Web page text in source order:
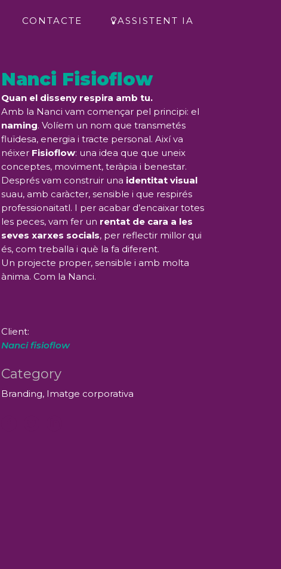
CONTACTE ASSISTENT IA
Nanci Fisioflow
Quan el disseny respira amb tu.
Amb la Nanci vam començar pel principi: el
naming. Volíem un nom que transmetés
fluïdesa, energia i tracte personal. Així va
néixer Fisioflow: una idea que que uneix
conceptes, moviment, teràpia i benestar.
Després vam construir una identitat visual
suau, amb caràcter, sensible i que respirés
professionaitatl. I per acabar d’encaixar totes
les peces, vam fer un rentat de cara a les
seves xarxes socials, per reflectir millor qui
és, com treballa i què la fa diferent.
Un projecte proper, sensible i amb molta
ànima. Com la Nanci.
Client:
Nanci fisioflow
Category
Branding, Imatge corporativa